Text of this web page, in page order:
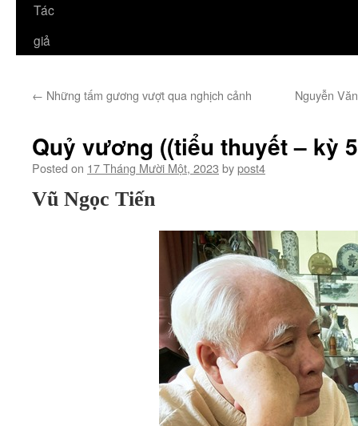
Tác
giả
← Những tấm gương vượt qua nghịch cảnh Nguyễn
Quỷ vương ((tiểu thuyết – kỳ
Posted on 17 Tháng Mười Một, 2023 bypost4
Vũ Ngọc Tiến